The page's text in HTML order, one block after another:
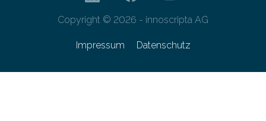
Copyright © 2026 - innoscripta AG
Impressum Datenschutz